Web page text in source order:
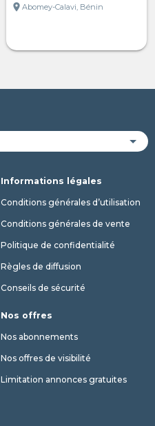
location_on Abomey-Calavi, Bénin
Informations légales
Conditions générales d’utilisation
Conditions générales de vente
Politique de confidentialité
Règles de diffusion
Conseils de sécurité
Nos offres
Nos abonnements
Nos offres de visibilité
Limitation annonces gratuites